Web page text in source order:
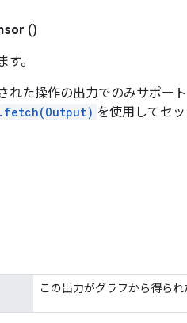
()
。
れた操作の出力でのみサポー
を使用してセ
この出力がグラフから得ら